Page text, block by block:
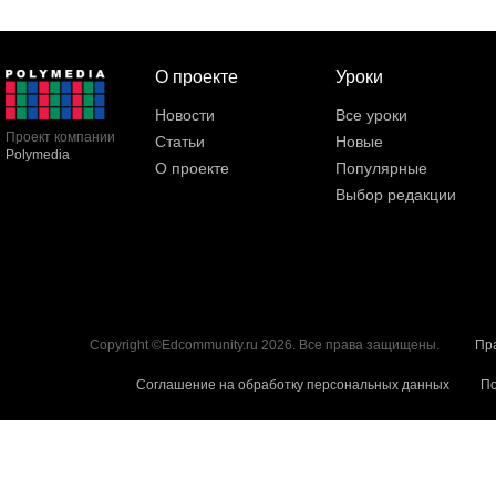
Проект компании
Polymedia
О проекте
Новости
Статьи
О проекте
Уроки
Все уроки
Новые
Популярные
Выбор редакции
Copyright ©Edcommunity.ru 2026. Все права защищены.
Соглашение на обработку персональных данных